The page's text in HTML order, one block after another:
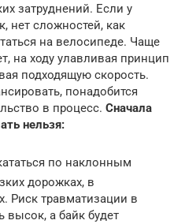
затруднений. Если у
нет сложностей, как
на велосипеде. Чаще
на ходу улавливая принцип
подходящую скорость.
понадобится
в процесс. Сначала
нельзя:
по наклонным
дорожках, в
Риск травматизации в
высок, а байк будет